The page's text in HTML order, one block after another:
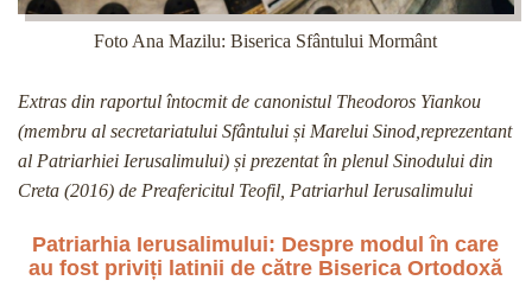
Foto Ana Mazilu: Biserica Sfântului Mormânt
Extras din raportul întocmit de canonistul Theodoros Yiankou
(membru al secretariatului Sfântului și Marelui Sinod,reprezentant
al Patriarhiei Ierusalimului) și prezentat în plenul Sinodului din
Creta (2016) de Preafericitul Teofil, Patriarhul Ierusalimului
Patriarhia Ierusalimului: Despre modul în care
au fost priviți latinii de către Biserica Ortodoxă